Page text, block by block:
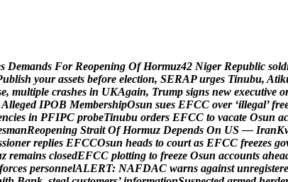
s Demands For Reopening Of Hormuz42 Niger Republic sold
ublish your assets before election, SERAP urges Tinubu, Atik
e, multiple crashes in UKAgain, Trump signs new executive o
Alleged IPOB MembershipOsun sues EFCC over ‘illegal’ fre
ncies in PFIPC probeTinubu orders EFCC to vacate Osun ac
smanReopening Strait Of Hormuz Depends On US — IranK
sioner replies EFCCOsun heads to court as EFCC freezes go
z remains closedEFCC plotting to freeze Osun accounts ahea
forces personnelALERT: NAFDAC warns against unregistere